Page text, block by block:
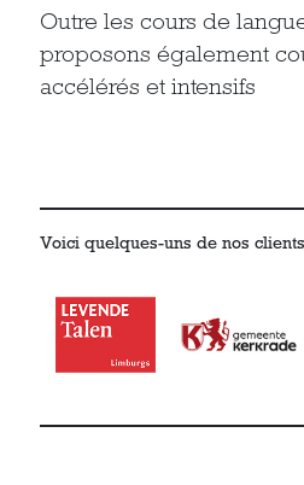
Outre les cours de
proposons également
accélérés et intensifs
Voici quelques-uns de nos